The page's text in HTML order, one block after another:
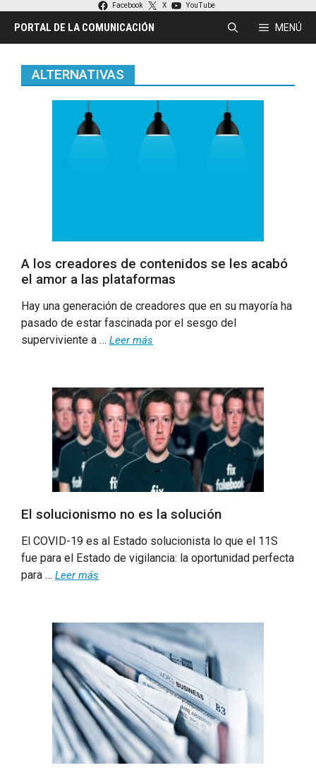
contenido
Facebook X YouTube
PORTAL DE LA COMUNICACIÓN MENÚ
ALTERNATIVAS
A los creadores de contenidos se les acabó
el amor a las plataformas
Hay una generación de creadores que en su mayoría ha
pasado de estar fascinada por el sesgo del
superviviente a … Leer más
El solucionismo no es la solución
El COVID-19 es al Estado solucionista lo que el 11S
fue para el Estado de vigilancia: la oportunidad perfecta
para … Leer más